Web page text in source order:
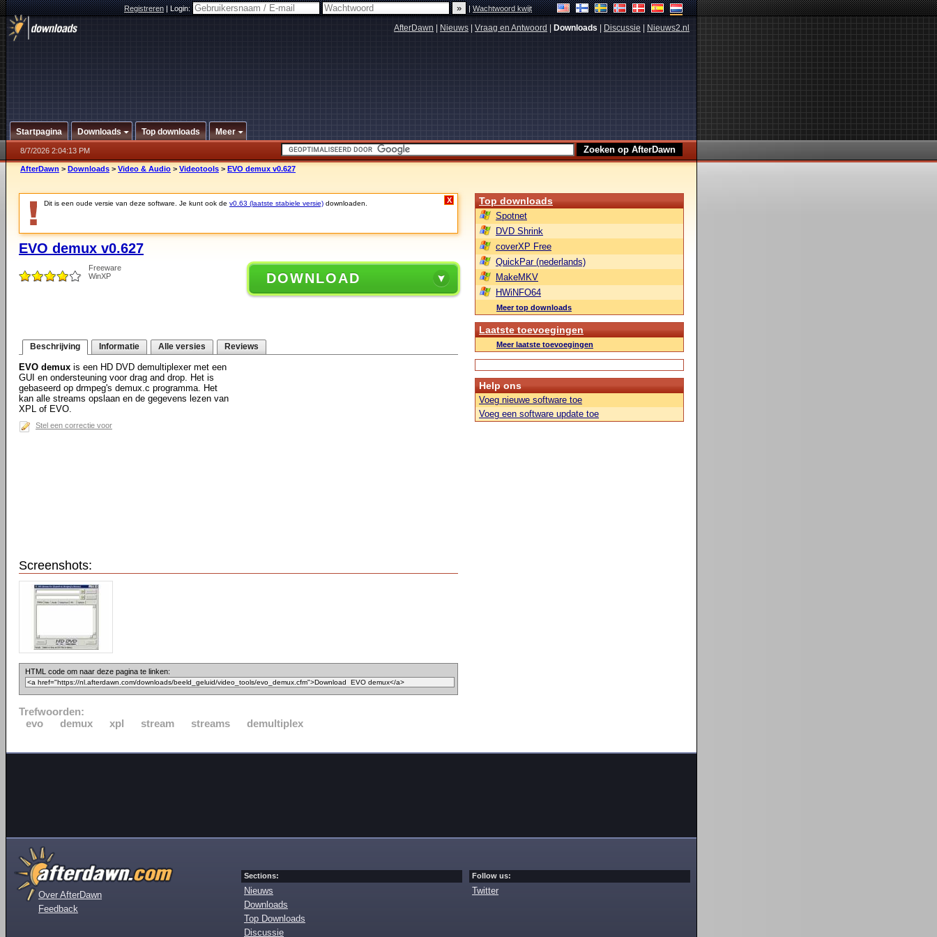
Registreren|Login: |Wachtwoord kwijt
AfterDawn Nieuws Vraag en Antwoord Downloads Discussie Nieuws2.nl
Startpagina Downloads Top downloads Meer
8/7/2026 2:04:13 PM
AfterDawn > Downloads > Video & Audio > Videotools > EVO demux v0.627
Dit is een oude versie van deze software. Je kunt ook de v0.63 (laatste stabiele versie) downloaden. X
EVO demux v0.627
Freeware
WinXP
DOWNLOAD
Beschrijving Informatie Alle versies Reviews
EVO demux is een HD DVD demultiplexer met een
GUI en ondersteuning voor drag and drop. Het is
gebaseerd op drmpeg's demux.c programma. Het
kan alle streams opslaan en de gegevens lezen van
XPL of EVO.
Stel een correctie voor
Screenshots:
HTML code om naar deze pagina te linken:
Trefwoorden:
evo
demux xpl stream streams demultiplex
Top downloads
Spotnet
DVD Shrink
coverXP Free
QuickPar (nederlands)
MakeMKV
HWiNFO64
Meer top downloads
Laatste toevoegingen
Meer laatste toevoegingen
Help ons
Voeg nieuwe software toe
Voeg een software update toe
Over AfterDawn
Feedback
Sections:
Nieuws
Downloads
Top Downloads
Discussie
Follow us:
Twitter